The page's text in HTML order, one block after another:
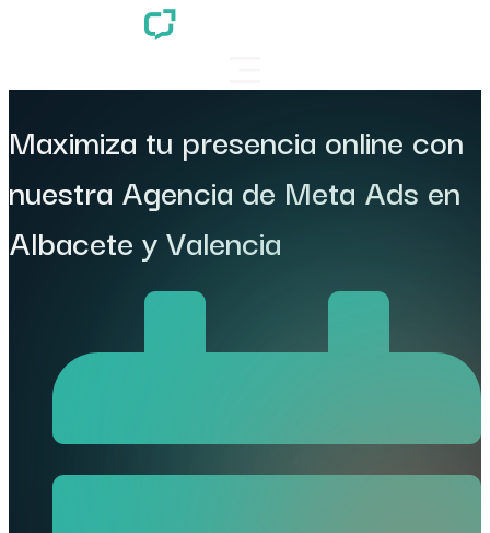
Maximiza tu presencia online con
nuestra Agencia de Meta Ads en
Albacete y Valencia